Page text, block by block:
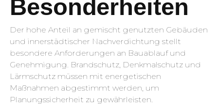
Besonderheiten
Der hohe Anteil an gemischt genutzten Gebäuden
und innerstädtischer Nachverdichtung stellt
besondere Anforderungen an Bauablauf und
Genehmigung. Brandschutz, Denkmalschutz und
Lärmschutz müssen mit energetischen
Maßnahmen abgestimmt werden, um
Planungssicherheit zu gewährleisten.